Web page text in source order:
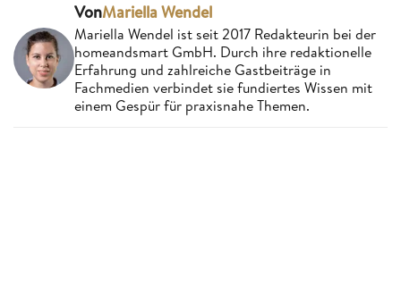
VonMariella Wendel
Mariella Wendel ist seit 2017 Redakteurin bei der
homeandsmart GmbH. Durch ihre redaktionelle
Erfahrung und zahlreiche Gastbeiträge in
Fachmedien verbindet sie fundiertes Wissen mit
einem Gespür für praxisnahe Themen.